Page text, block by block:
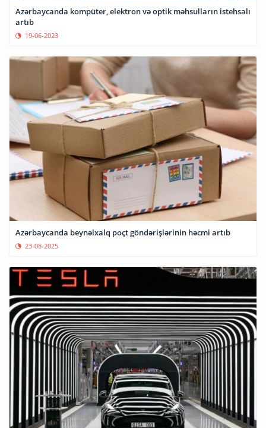
Azərbaycanda kompüter, elektron və optik məhsulların istehsalı
artıb
19-06-2023
Azərbaycanda beynəlxalq poçt göndərişlərinin həcmi artıb
23-08-2025